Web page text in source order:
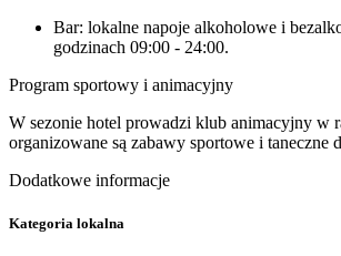
Bar: lokalne napoje alkoholowe i
godzinach 09:00 - 24:00.
Program sportowy i animacyjny
W sezonie hotel prowadzi klub animacyjny w
organizowane są zabawy sportowe i taneczne
Dodatkowe informacje
Kategoria lokalna